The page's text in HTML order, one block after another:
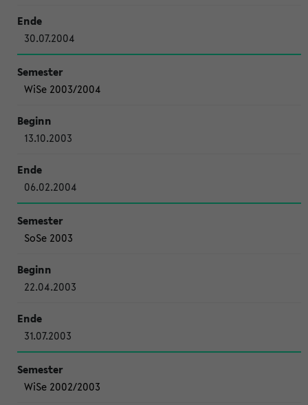
30.07.2004
WiSe 2003/2004
13.10.2003
06.02.2004
SoSe 2003
22.04.2003
31.07.2003
WiSe 2002/2003